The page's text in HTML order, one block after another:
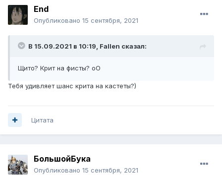
Еnd
Опубликовано 15 сентября, 2021
В 15.09.2021 в 10:19, Fallen сказал:
Щито? Крит на фисты? оО
Тебя удивляет шанс крита на кастеты?)
Цитата
БольшойБука
Опубликовано 15 сентября, 2021